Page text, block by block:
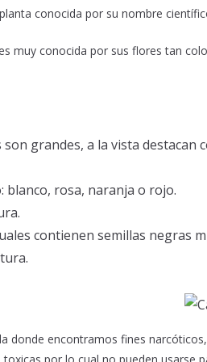
conocida por su nombre
muy conocida por sus flores tan
grandes, a la vista destacan
blanco, rosa, naranja o rojo.
contienen semillas negras
donde encontramos fines